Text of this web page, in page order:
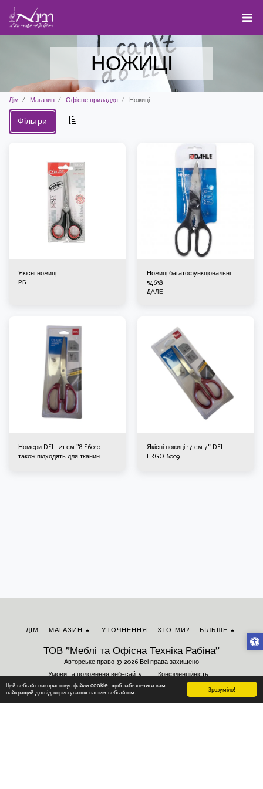
Зрозуміло!
Цей вебсайт використовує файли cookie, щоб забезпечити вам
найкращий досвід користування нашим вебсайтом.
НОЖИЦІ
Дім Магазин Офісне приладдя Ножиці
Фільтри
Якісні ножиці
РБ
Ножиці багатофункціональні
54638
ДАЛЕ
Номери DELI 21 см "8 E6010
також підходять для тканин
Якісні ножиці 17 см 7" DELI
ERGO 6009
ТОВ "Меблі та Офісна Техніка Рабіна"
Авторське право © 2026 Всі права захищено
Умови та положення веб-сайту|Конфіденційність
ДІМ МАГАЗИН УТОЧНЕННЯ ХТО МИ? БІЛЬШЕ